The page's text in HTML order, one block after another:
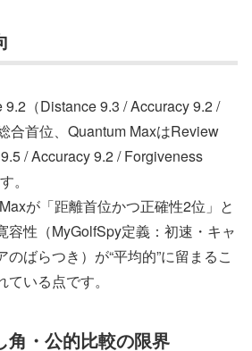
（Distance 9.3 / Accuracy 9.2 /
合首位、Quantum MaxはReview
/ Accuracy 9.2 / Forgiveness
。
が「距離首位かつ正確性2位」と
容性（MyGolfSpy定義：初速・キャ
のばらつき）が“平均的”に留まるこ
いる点です。
角・公的比較の限界